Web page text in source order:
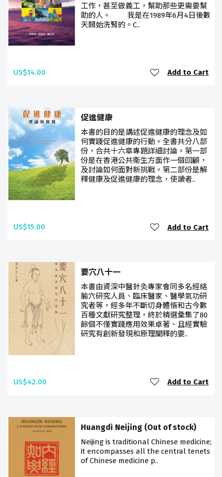
工作，甚至做義工，幫助那些更需要幫
助的人。 我是在1989年6月4日後數
天開始洗腎的。C..
US$14.00 Add to Cart
促進健康
本書的目的是講述促進健康的理念及如
何實踐促進健康的行動。全書共分八部
份，合共十六章專題詳細討論。第一部
份是在香港公共衞生方面作一個回顧，
及討論如何面對新挑戰。第二部份是解
釋健康及促進健康的理念，使讀者..
US$15.00 Add to Cart
要穴八十一
本書由資深中醫針灸專家會同多名經絡
腧穴研究人員、臨床醫家、醫學氣功研
究者等，經多年不斷切身體悟和古今數
百種文獻研究整理，終於精選彙集了80
餘個不僅實踐應用效果卓著、且經實驗
研究有創新發現和原理闡釋的要..
US$42.00 Add to Cart
Huangdi Neijing (Out of stock)
Neijing is traditional Chinese medicine;
it encompasses all the central tenets
of Chinese medicine p..